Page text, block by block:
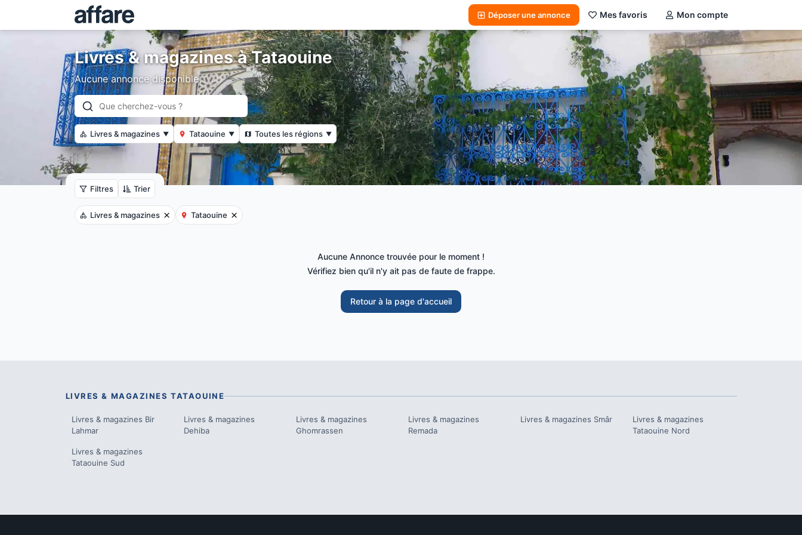
Déposer une annonce Mes favoris Mon compte
Livres & magazines à Tataouine
Aucune annonce disponible
Livres & magazines ▼ Tataouine ▼ Toutes les régions ▼
Filtres Trier
Livres & magazines Tataouine
Aucune Annonce trouvée pour le moment !
Vérifiez bien qu'il n'y ait pas de faute de frappe.
Retour à la page d'accueil
LIVRES & MAGAZINES TATAOUINE
Livres & magazines Bir
Lahmar
Livres & magazines
Dehiba
Livres & magazines
Ghomrassen
Livres & magazines
Remada
Livres & magazines Smâr
Livres & magazines
Tataouine Nord
Livres & magazines
Tataouine Sud